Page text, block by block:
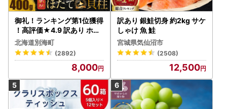
御礼！ランキング第1位獲得
！高評価★4.9 訳あり ホタ
テ 400g（ほたて 帆立 貝柱
冷凍 ）
北海道別海町
(2892)
8,000
訳あり 銀鮭切身 約2kg サケ
しゃけ 魚 鮭
宮城県気仙沼市
(2508)
12,500